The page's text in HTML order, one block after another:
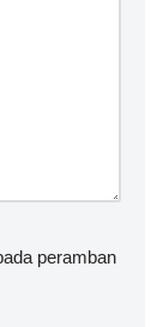
peramban